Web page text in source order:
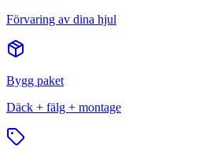
Förvaring av dina hjul
Bygg paket
Däck + fälg + montage